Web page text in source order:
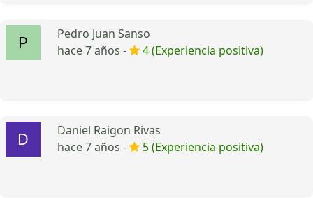
Pedro Juan Sanso
hace 7 años -
4 (Experiencia positiva)
Daniel Raigon Rivas
hace 7 años -
5 (Experiencia positiva)